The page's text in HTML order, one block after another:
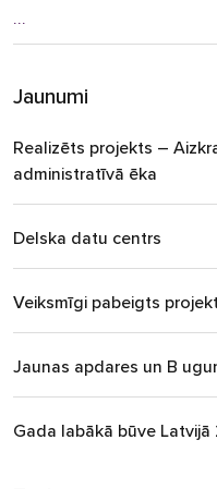
Jaunumi
Realizēts projekts –
administratīvā ēka
Delska datu centrs
Veiksmīgi pabeigts
Jaunas apdares un B
Gada labākā būve